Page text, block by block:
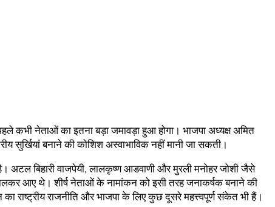
कभी नेताओं का इतना बड़ा जमावड़ा हुआ होगा। भाजपा अध्यक्ष अमित
सुर्खियां बनाने की कोशिश अस्वाभाविक नहीं मानी जा सकती।
बिहारी वाजपेयी, लालकृष्ण आडवाणी और मुरली मनोहर जोशी जैसे
आए थे। शीर्ष नेताओं के नामांकन को इसी तरह जनाकर्षक बनाने की
राष्ट्रीय राजनीति और भाजपा के लिए कुछ दूसरे महत्त्वपूर्ण संकेत भी हैं।